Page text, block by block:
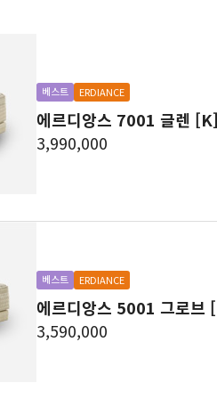
베스트 ERDIANCE
에르디앙스 7001 글렌
3,990,000
베스트 ERDIANCE
에르디앙스 5001 그로브
3,590,000